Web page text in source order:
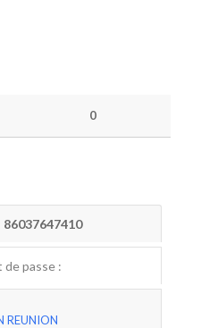
0
86037647410
de passe :
REUNION